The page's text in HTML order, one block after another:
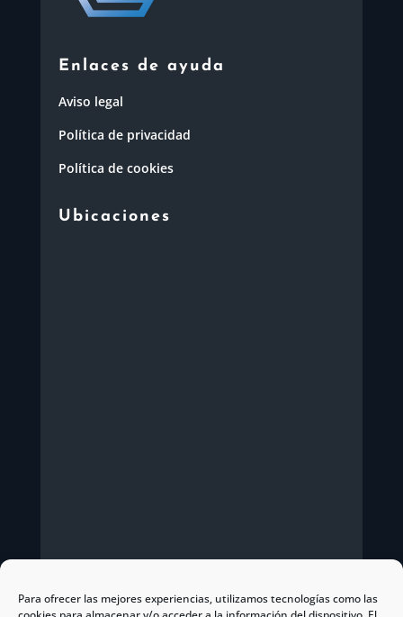
Para ofrecer las mejores experiencias, utilizamos tecnologías como las
Enlaces de ayuda
Aviso legal
Política de privacidad
Política de cookies
Ubicaciones